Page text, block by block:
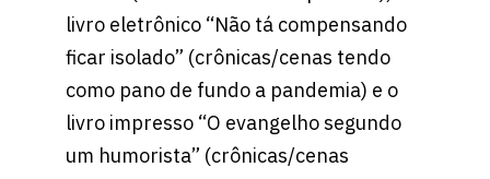
livro eletrônico “Não tá compensando
ficar isolado” (crônicas/cenas tendo
como pano de fundo a pandemia) e o
livro impresso “O evangelho segundo
um humorista” (crônicas/cenas